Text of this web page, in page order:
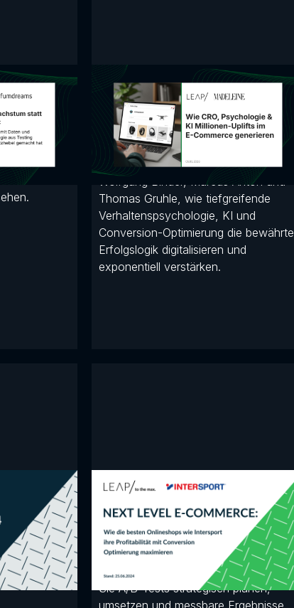
mit CRO
Jetzt den
&
Wie CRO Psychologie &
KI Millionen Uplifts im
E-Commerce
generieren
In dieser Masterclass zeigen dir
Wolfgang Binder, Marcus Anton und
Thomas Gruhle, wie tiefgreifende
Verhaltenspsychologie, KI und
Conversion-Optimierung die bewährte
Erfolgslogik digitalisieren und
exponentiell verstärken.
SEO
Sie, wie
wenn
knapp
Die Profitabilität Ihres
Onlineshops mit CRO
steigern
Sven Boehme (Intersport) und
Thomas Gruhle (LEAP) zeigen, wie
Sie A/B-Tests strategisch planen,
umsetzen und messbare Ergebnisse